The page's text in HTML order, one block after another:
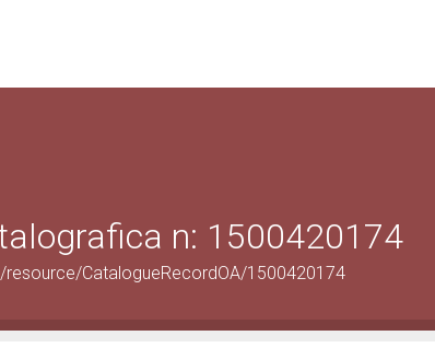
n: 1500420174
CatalogueRecordOA/1500420174